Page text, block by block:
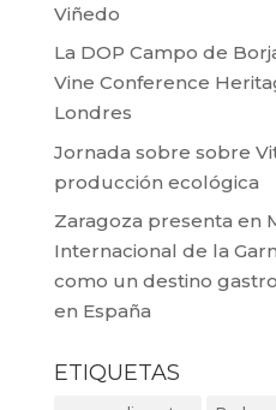
Viñedo
La DOP Campo de
Vine Conference
Londres
Jornada sobre sobre
producción ecológica
Zaragoza presenta en
Internacional de la
como un destino
en España
ETIQUETAS